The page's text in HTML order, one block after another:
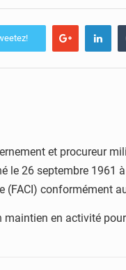
et procureur
26 septembre
(FACI)
en activité